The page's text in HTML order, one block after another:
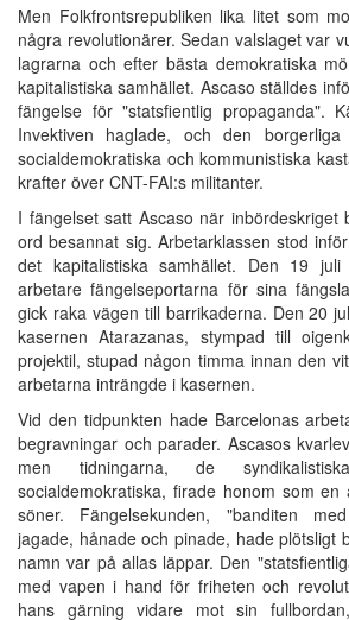
Men Folkfrontsrepubliken lika litet som
några revolutionärer. Sedan valslaget var
lagrarna och efter bästa demokratiska
kapitalistiska samhället. Ascaso ställdes
fängelse för "statsfientlig propaganda".
Invektiven haglade, och den
socialdemokratiska och kommunistiska
krafter över CNT-FAI:s militanter.
I fängelset satt Ascaso när
ord besannat sig. Arbetarklassen stod
det kapitalistiska samhället. Den 19 juli
arbetare fängelseportarna för sina
gick raka vägen till barrikaderna. Den 20
kasernen Atarazanas, stympad till
projektil, stupad någon timma innan den
arbetarna inträngde i kasernen.
Vid den tidpunkten hade Barcelonas
begravningar och parader. Ascasos
men tidningarna, de
socialdemokratiska, firade honom som en
söner. Fängelsekunden, "banditen
jagade, hånade och pinade, hade plötsligt
namn var på allas läppar. Den
med vapen i hand för friheten och
hans gärning vidare mot sin